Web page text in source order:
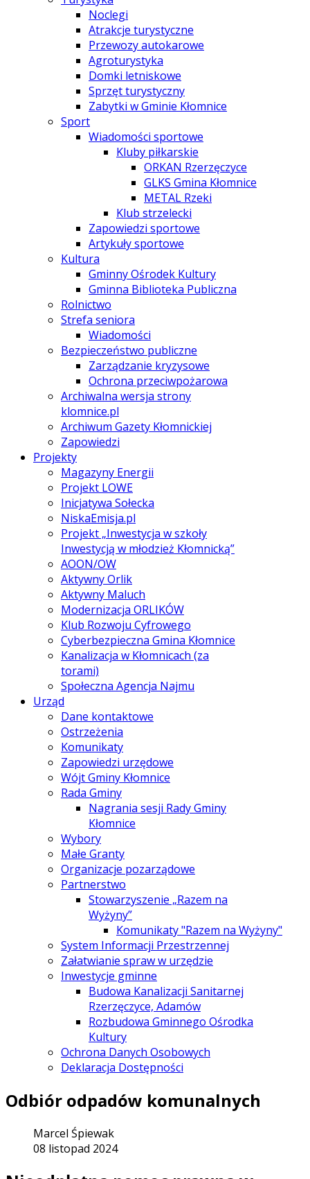
Noclegi
Atrakcje turystyczne
Przewozy autokarowe
Agroturystyka
Domki letniskowe
Sprzęt turystyczny
Zabytki w Gminie Kłomnice
Sport
Wiadomości sportowe
Kluby piłkarskie
ORKAN Rzerzęczyce
GLKS Gmina Kłomnice
METAL Rzeki
Klub strzelecki
Zapowiedzi sportowe
Artykuły sportowe
Kultura
Gminny Ośrodek Kultury
Gminna Biblioteka Publiczna
Rolnictwo
Strefa seniora
Wiadomości
Bezpieczeństwo publiczne
Zarządzanie kryzysowe
Ochrona przeciwpożarowa
Archiwalna wersja strony
klomnice.pl
Archiwum Gazety Kłomnickiej
Zapowiedzi
Projekty
Magazyny Energii
Projekt LOWE
Inicjatywa Sołecka
NiskaEmisja.pl
Projekt „Inwestycja w szkoły
Inwestycją w młodzież Kłomnicką”
AOON/OW
Aktywny Orlik
Aktywny Maluch
Modernizacja ORLIKÓW
Klub Rozwoju Cyfrowego
Cyberbezpieczna Gmina Kłomnice
Kanalizacja w Kłomnicach (za
torami)
Społeczna Agencja Najmu
Urząd
Dane kontaktowe
Ostrzeżenia
Komunikaty
Zapowiedzi urzędowe
Wójt Gminy Kłomnice
Rada Gminy
Nagrania sesji Rady Gminy
Kłomnice
Wybory
Małe Granty
Organizacje pozarządowe
Partnerstwo
Stowarzyszenie „Razem na
Wyżyny”
Komunikaty "Razem na Wyżyny"
System Informacji Przestrzennej
Załatwianie spraw w urzędzie
Inwestycje gminne
Budowa Kanalizacji Sanitarnej
Rzerzęczyce, Adamów
Rozbudowa Gminnego Ośrodka
Kultury
Ochrona Danych Osobowych
Deklaracja Dostępności
Odbiór odpadów komunalnych
Marcel Śpiewak
08 listopad 2024